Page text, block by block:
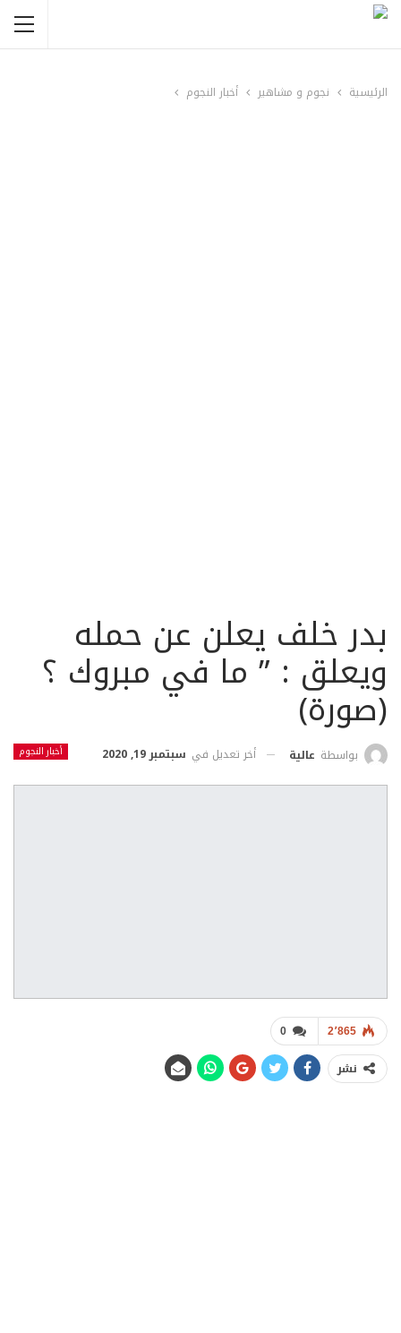
الرئيسية نجوم و مشاهير أخبار النجوم
بدر خلف يعلن عن حمله
ويعلق : ” ما في مبروك ؟
(صورة)
أخبار النجوم بواسطة عالية أخر تعديل في سبتمبر 19, 2020
0 2٬865
نشر